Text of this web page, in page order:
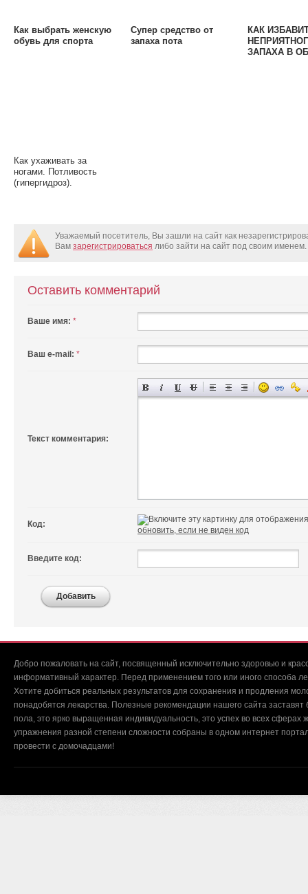
Как выбрать женскую
обувь для спорта
Супер средство от
запаха пота
КАК
ЗАПАХА В
Как ухаживать за
ногами. Потливость
(гипергидроз).
Уважаемый посетитель, Вы зашли на сайт как
Вам зарегистрироваться либо зайти на сайт под своим именем.
Оставить комментарий
Ваше имя: *
Ваш e-mail: *
Текст комментария:
Код:
обновить, если не виден код
Введите код:
Добавить
Добро пожаловать на сайт, посвященный исключительно здоровью и
информативный характер. Перед применением того или иного способа
Хотите добиться реальных результатов для сохранения и продления
понадобятся лекарства. Полезные рекомендации нашего сайта
пола, это ярко выращенная индивидуальность, это успех во всех
упражнения разной степени сложности собраны в одном интернет
провести с домочадцами!